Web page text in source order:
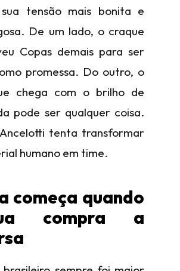
tensão mais bonita e
De um lado, o craque
Copas demais para ser
promessa. Do outro, o
chega com o brilho de
pode ser qualquer coisa.
tenta transformar
humano em time.
começa quando
compra a